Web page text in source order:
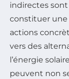
indirectes
constituer une
actions
vers des
l’énergie
peuvent non